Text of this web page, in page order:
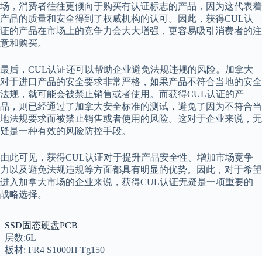
场，消费者往往更倾向于购买有认证标志的产品，因为这代表着
产品的质量和安全得到了权威机构的认可。因此，获得CUL认
证的产品在市场上的竞争力会大大增强，更容易吸引消费者的注
意和购买。
最后，CUL认证还可以帮助企业避免法规违规的风险。加拿大
对于进口产品的安全要求非常严格，如果产品不符合当地的安全
法规，就可能会被禁止销售或者使用。而获得CUL认证的产
品，则已经通过了加拿大安全标准的测试，避免了因为不符合当
地法规要求而被禁止销售或者使用的风险。这对于企业来说，无
疑是一种有效的风险防控手段。
由此可见，获得CUL认证对于提升产品安全性、增加市场竞争
力以及避免法规违规等方面都具有明显的优势。因此，对于希望
进入加拿大市场的企业来说，获得CUL认证无疑是一项重要的
战略选择。
SSD固态硬盘PCB
层数:6L
板材: FR4 S1000H Tg150